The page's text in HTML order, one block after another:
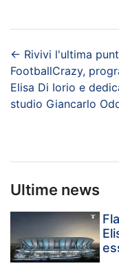
← Rivivi l'ultima
FootballCrazy,
Elisa Di Iorio e
studio Giancarlo
Ultime news